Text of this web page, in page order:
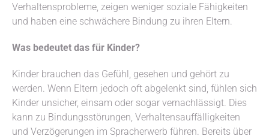
Verhaltensprobleme, zeigen weniger soziale Fähigkeiten
und haben eine schwächere Bindung zu ihren Eltern.
Was bedeutet das für Kinder?
Kinder brauchen das Gefühl, gesehen und gehört zu
werden. Wenn Eltern jedoch oft abgelenkt sind, fühlen sich
Kinder unsicher, einsam oder sogar vernachlässigt. Dies
kann zu Bindungsstörungen, Verhaltensauffälligkeiten
und Verzögerungen im Spracherwerb führen. Bereits über